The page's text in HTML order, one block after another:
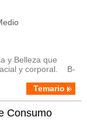
y Belleza que
y corporal. B-
Temario
Consumo